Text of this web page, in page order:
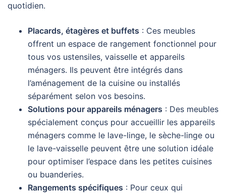
quotidien.
Placards, étagères et buffets : Ces meubles
offrent un espace de rangement fonctionnel pour
tous vos ustensiles, vaisselle et appareils
ménagers. Ils peuvent être intégrés dans
l’aménagement de la cuisine ou installés
séparément selon vos besoins.
Solutions pour appareils ménagers : Des meubles
spécialement conçus pour accueillir les appareils
ménagers comme le lave-linge, le sèche-linge ou
le lave-vaisselle peuvent être une solution idéale
pour optimiser l’espace dans les petites cuisines
ou buanderies.
Rangements spécifiques : Pour ceux qui